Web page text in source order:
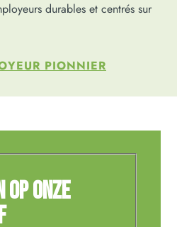
durables et centrés sur
PIONNIER